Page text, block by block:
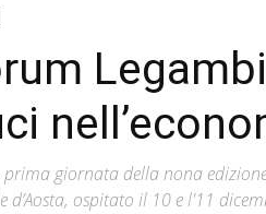
prima giornata della nona
d’Aosta, ospitato il 10 e l'11